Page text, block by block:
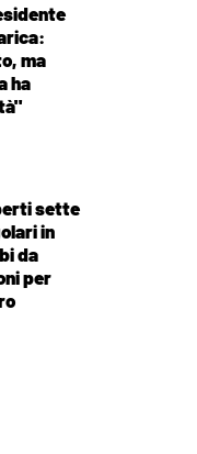
ma
ha
sette
in
da
per